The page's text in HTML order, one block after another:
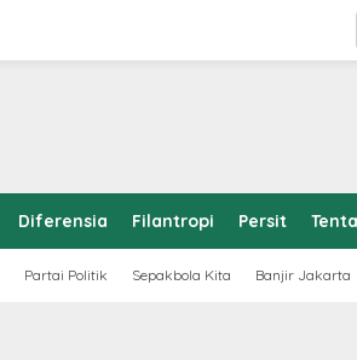
Diferensia Filantropi Persit
Partai Politik Sepakbola Kita Banjir Jakarta